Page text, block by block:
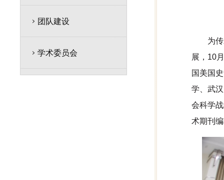
团队建设
学术委员会
为
展，10
国美国
学、武
会科学
术期刊